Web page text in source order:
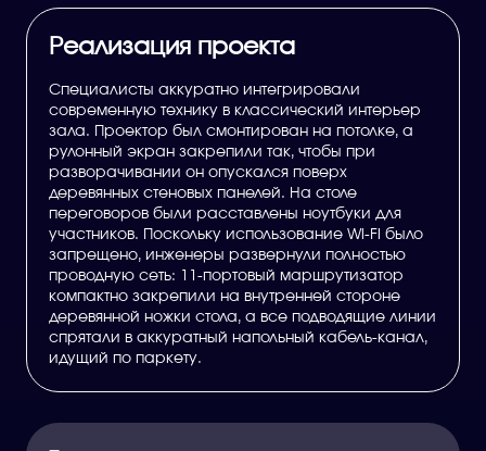
Реализация проекта
Специалисты аккуратно интегрировали
современную технику в классический интерьер
зала. Проектор был смонтирован на потолке, а
рулонный экран закрепили так, чтобы при
разворачивании он опускался поверх
деревянных стеновых панелей. На столе
переговоров были расставлены ноутбуки для
участников. Поскольку использование Wi-Fi было
запрещено, инженеры развернули полностью
проводную сеть: 11-портовый маршрутизатор
компактно закрепили на внутренней стороне
деревянной ножки стола, а все подводящие линии
спрятали в аккуратный напольный кабель-канал,
идущий по паркету.